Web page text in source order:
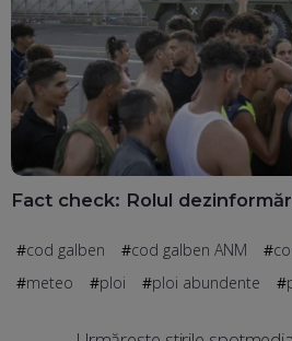
Fact check: Rolul
cod galben cod galben ANM
meteo
ploi ploi abundente